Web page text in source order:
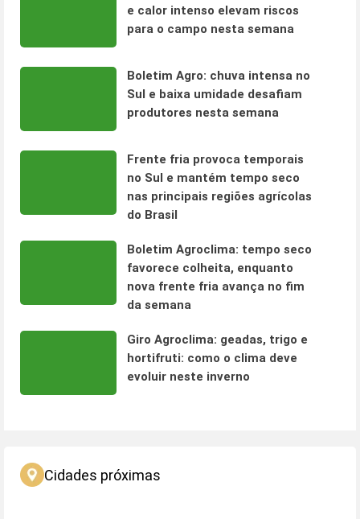
e calor intenso elevam riscos
para o campo nesta semana
Boletim Agro: chuva intensa no
Sul e baixa umidade desafiam
produtores nesta semana
Frente fria provoca temporais
no Sul e mantém tempo seco
nas principais regiões agrícolas
do Brasil
Boletim Agroclima: tempo seco
favorece colheita, enquanto
nova frente fria avança no fim
da semana
Giro Agroclima: geadas, trigo e
hortifruti: como o clima deve
evoluir neste inverno
Cidades próximas